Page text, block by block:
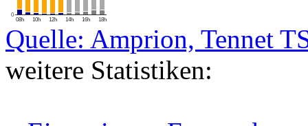
08h 10h 12h 14h 16h 18h
0
Quelle: Amprion, Tennet
weitere Statistiken: